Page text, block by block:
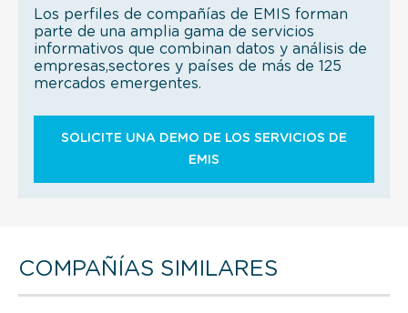
Los perfiles de compañías de EMIS forman
parte de una amplia gama de servicios
informativos que combinan datos y análisis de
empresas,sectores y países de más de 125
mercados emergentes.
SOLICITE UNA DEMO DE LOS SERVICIOS DE
EMIS
COMPAÑÍAS SIMILARES